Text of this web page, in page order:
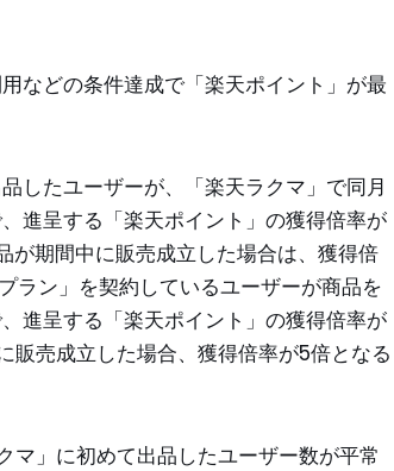
などの条件達成で「楽天ポイント」が最
したユーザーが、「楽天ラクマ」で同月
進呈する「楽天ポイント」の獲得倍率が
が期間中に販売成立した場合は、獲得倍
ン」を契約しているユーザーが商品を
進呈する「楽天ポイント」の獲得倍率が
販売成立した場合、獲得倍率が5倍となる
マ」に初めて出品したユーザー数が平常